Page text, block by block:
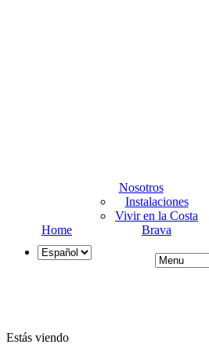
Home
Nosotros
Instalaciones
Vivir en la Costa
Brava
Estás viendo